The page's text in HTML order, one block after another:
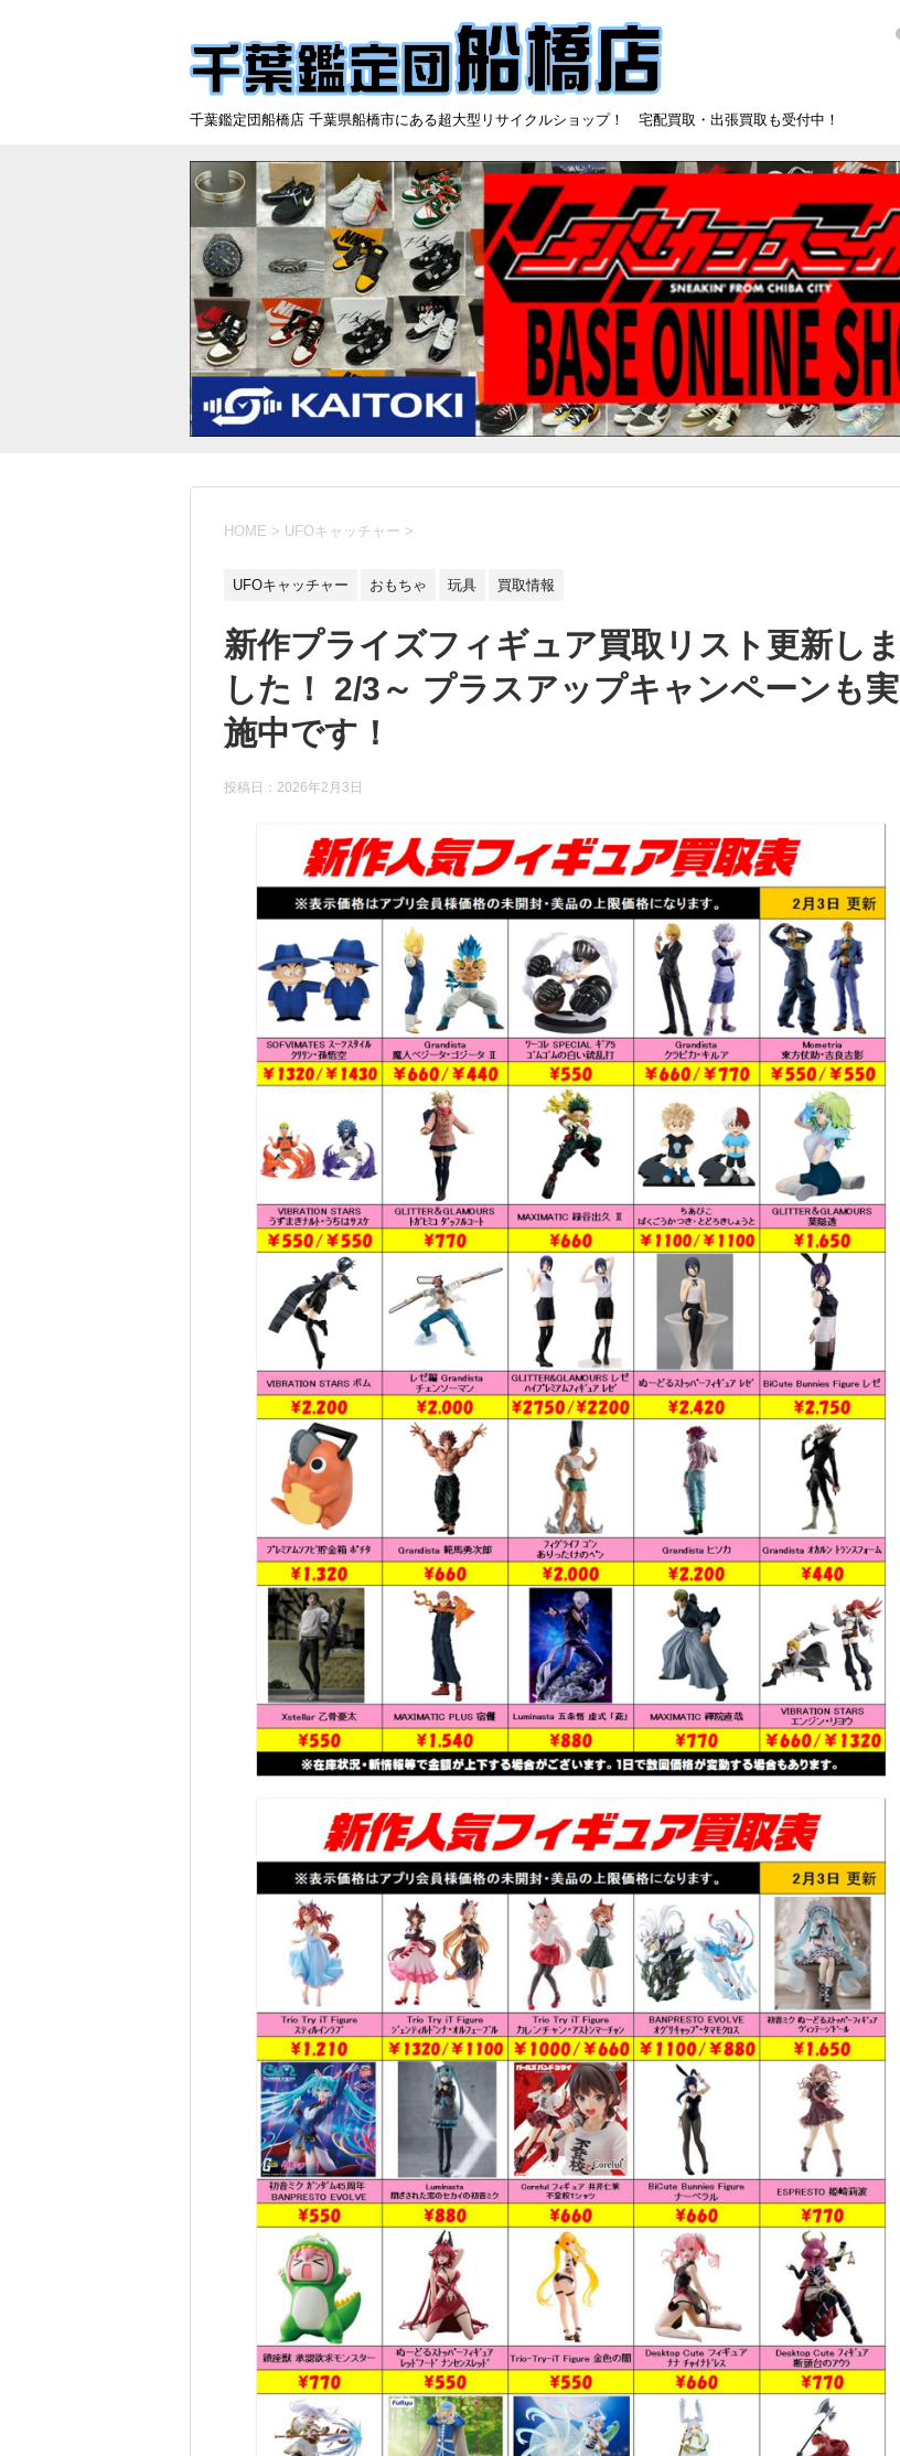
千葉鑑定団船橋店 千葉県船橋市にある超大型リサイクルショップ！ 宅配買取・出張買取も受付中！
HOME > UFOキャッチャー >
UFOキャッチャー おもちゃ 玩具 買取情報
新作プライズフィギュア買取リスト更新しま
した！ 2/3～ プラスアップキャンペーンも実
施中です！
投稿日： 2026年2月3日